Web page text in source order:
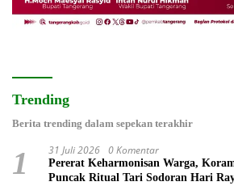
Trending
Berita trending dalam sepekan terakhir
1 31 Juli 2026 0 Komentar
Pererat Keharmonisan Warga,
Puncak Ritual Tari Sodoran Hari